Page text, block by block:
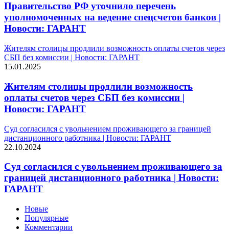
Правительство РФ уточнило перечень
уполномоченных на ведение спецсчетов банков |
Новости: ГАРАНТ
Жителям столицы продлили возможность оплаты счетов через
СБП без комиссии | Новости: ГАРАНТ
15.01.2025
Жителям столицы продлили возможность
оплаты счетов через СБП без комиссии |
Новости: ГАРАНТ
Суд согласился с увольнением проживающего за границей
дистанционного работника | Новости: ГАРАНТ
22.10.2024
Суд согласился с увольнением проживающего за
границей дистанционного работника | Новости:
ГАРАНТ
Новые
Популярные
Комментарии